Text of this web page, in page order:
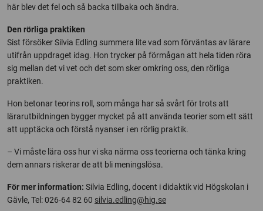
här blev det fel och så backa tillbaka och ändra.
Den rörliga praktiken
Sist försöker Silvia Edling summera lite vad som förväntas av lärare
utifrån uppdraget idag. Hon trycker på förmågan att hela tiden röra
sig mellan det vi vet och det som sker omkring oss, den rörliga
praktiken.
Hon betonar teorins roll, som många har så svårt för trots att
lärarutbildningen bygger mycket på att använda teorier som ett sätt
att upptäcka och förstå nyanser i en rörlig praktik.
– Vi måste lära oss hur vi ska närma oss teorierna och tänka kring
dem annars riskerar de att bli meningslösa.
För mer information: Silvia Edling, docent i didaktik vid Högskolan i
Gävle, Tel: 026-64 82 60 silvia.edling@hig.se